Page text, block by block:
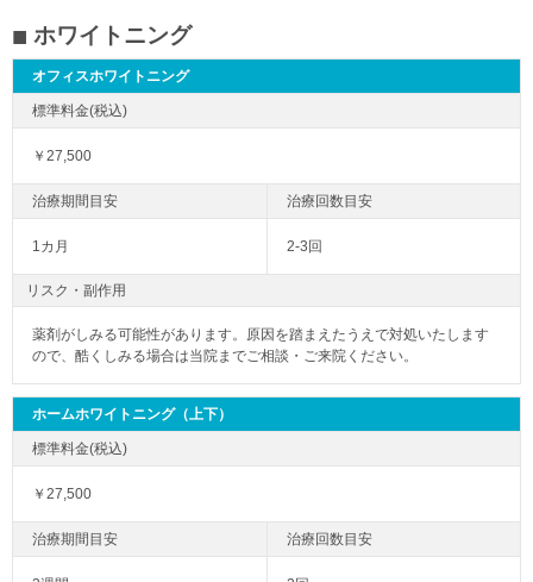
ホワイトニング
オフィスホワイトニング
￥27,500
1カ月 2-3回
リスク・副作用
薬剤がしみる可能性があります。原因を踏まえたうえで対処いたします
ので、酷くしみる場合は当院までご相談・ご来院ください。
ホームホワイトニング（上下）
￥27,500